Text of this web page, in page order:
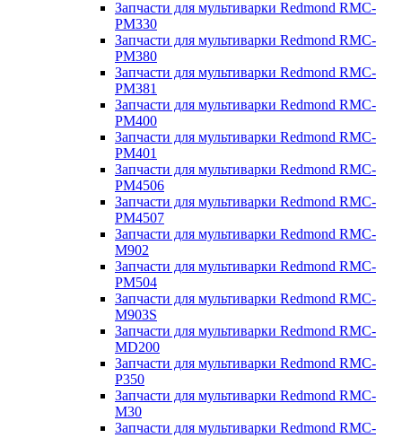
Запчасти для мультиварки Redmond RMC-
PM330
Запчасти для мультиварки Redmond RMC-
PM380
Запчасти для мультиварки Redmond RMC-
PM381
Запчасти для мультиварки Redmond RMC-
PM400
Запчасти для мультиварки Redmond RMC-
PM401
Запчасти для мультиварки Redmond RMC-
PM4506
Запчасти для мультиварки Redmond RMC-
PM4507
Запчасти для мультиварки Redmond RMC-
M902
Запчасти для мультиварки Redmond RMC-
PM504
Запчасти для мультиварки Redmond RMC-
M903S
Запчасти для мультиварки Redmond RMC-
MD200
Запчасти для мультиварки Redmond RMC-
P350
Запчасти для мультиварки Redmond RMC-
M30
Запчасти для мультиварки Redmond RMC-